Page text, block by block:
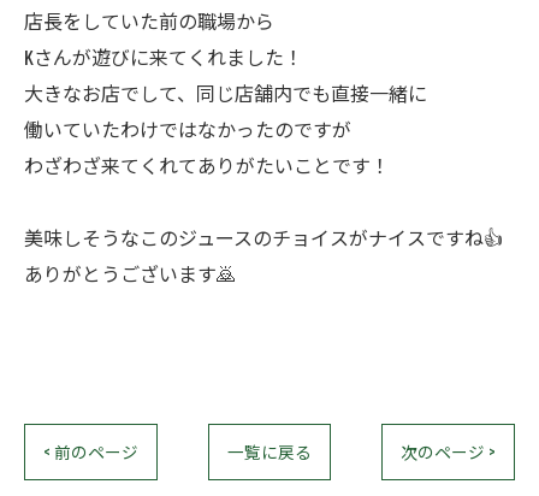
店長をしていた前の職場から
Kさんが遊びに来てくれました！
大きなお店でして、同じ店舗内でも直接一緒に
働いていたわけではなかったのですが
わざわざ来てくれてありがたいことです！
美味しそうなこのジュースのチョイスがナイスですね👍
ありがとうございます🙇
< 前のページ 一覧に戻る 次のページ >